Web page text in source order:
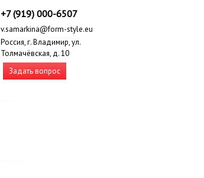
+7 (919) 000-6507
v.samarkina@form-style.eu
Россия, г. Владимир, ул.
Толмачёвская, д. 10
Задать вопрос